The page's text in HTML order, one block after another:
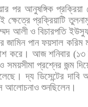
পর আনুষঙ্গিক প্রক্রিয়া
ক্ষেত্রে প্রক্রিয়াটি
আলী ও বিচারপতি
জামিন পান ফয়সাল করিম
করে। আজ শনিবার (১৩
সময়সীমা প্রশ্নের জন্ম
দ্য ডিসেন্টের দাবি
আলোচনাও শুনছিলেন।